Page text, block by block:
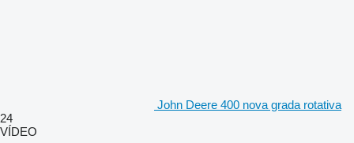
John Deere 400 nova grada rotativa
24
VÍDEO